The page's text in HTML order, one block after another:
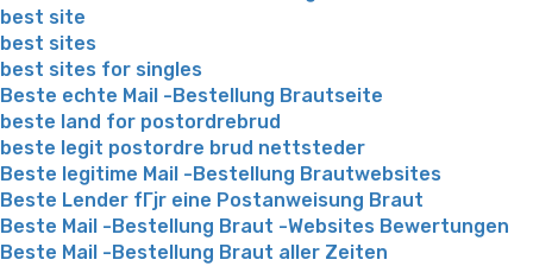
best site
best sites
best sites for singles
Beste echte Mail -Bestellung Brautseite
beste land for postordrebrud
beste legit postordre brud nettsteder
Beste legitime Mail -Bestellung Brautwebsites
Beste Lender fГјr eine Postanweisung Braut
Beste Mail -Bestellung Braut -Websites Bewertungen
Beste Mail -Bestellung Braut aller Zeiten